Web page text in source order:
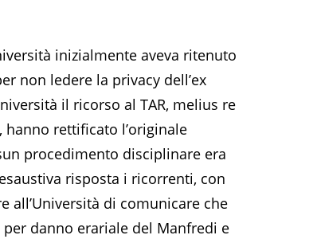
inizialmente aveva ritenuto
non ledere la privacy dell’ex
il ricorso al TAR, melius re
hanno rettificato l’originale
procedimento disciplinare era
risposta i ricorrenti, con
all’Università di comunicare che
danno erariale del Manfredi e